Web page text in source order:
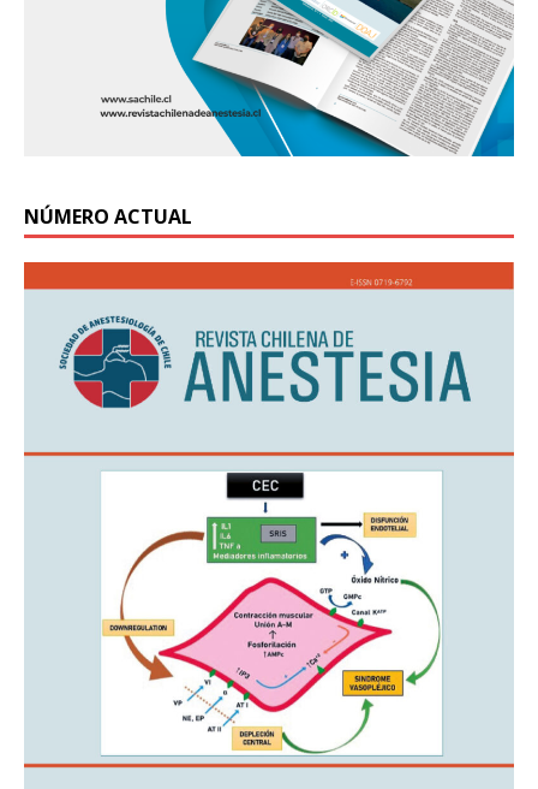
NÚMERO ACTUAL